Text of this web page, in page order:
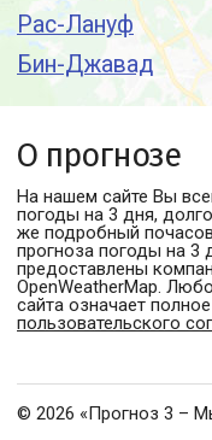
Рас-Лануф
Бин-Джавад
О прогнозе
На нашем сайте Вы
погоды на 3 дня,
же подробный
прогноза погоды на 3
предоставлены
OpenWeatherMap.
сайта означает
пользовательского
© 2026 «Прогноз 3 –